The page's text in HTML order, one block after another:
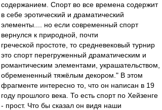
содержанием. Спорт во все времена содержит
в себе эротический и драматический
элементы.... но если современный спорт
вернулся к природной, почти
греческой простоте, то средневековый турнир
это спорт перегруженный драматическим и
романтическим элементами, украшательством,
обремененный тяжёлым декором." В этом
фрагменте интересно то, что он написан в 19
году прошлого века. То есть спорт по Хейзенге
- прост. Что бы сказал он видя наши